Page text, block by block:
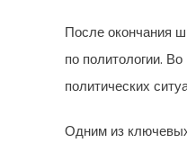
После окончания
по политологии.
политических
Одним из